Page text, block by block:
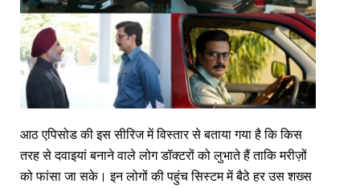
आठ एपिसोड की इस सीरिज में विस्तार से बताया गया है कि किस
तरह से दवाइयां बनाने वाले लोग डॉक्टरों को लुभाते हैं ताकि मरीज़ों
को फांसा जा सके। इन लोगों की पहुंच सिस्टम में बैठे हर उस शख्स